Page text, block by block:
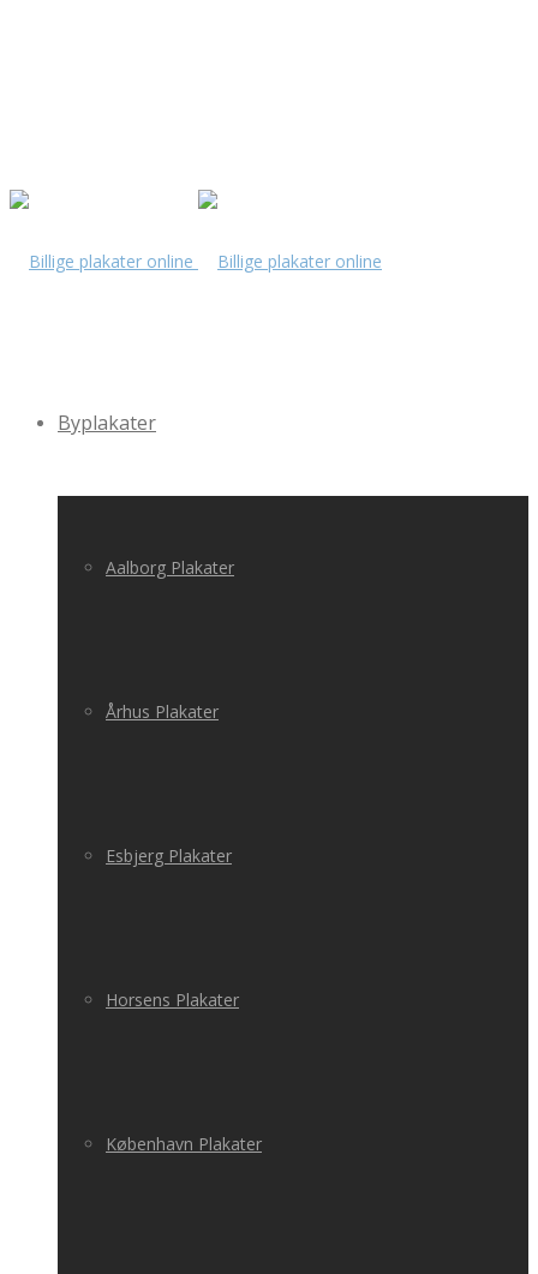
Byplakater
Aalborg Plakater
Århus Plakater
Esbjerg Plakater
Horsens Plakater
København Plakater